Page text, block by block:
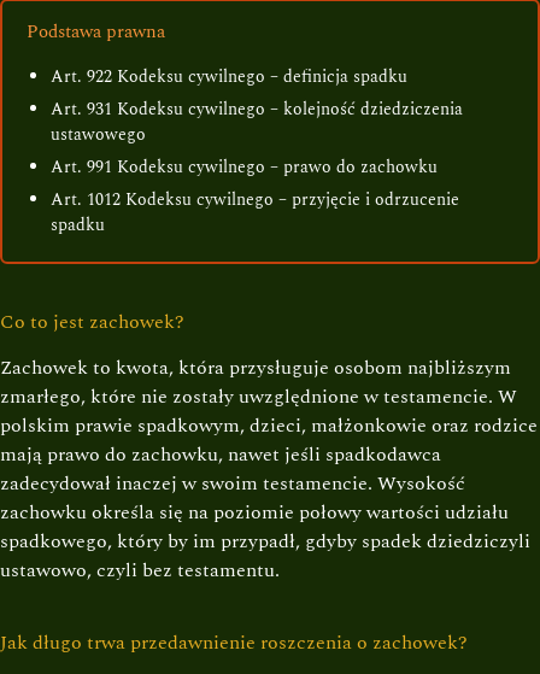
Podstawa prawna
Art. 922 Kodeksu cywilnego – definicja spadku
Art. 931 Kodeksu cywilnego – kolejność dziedziczenia
ustawowego
Art. 991 Kodeksu cywilnego – prawo do zachowku
Art. 1012 Kodeksu cywilnego – przyjęcie i odrzucenie
spadku
Co to jest zachowek?
Zachowek to kwota, która przysługuje osobom najbliższym
zmarłego, które nie zostały uwzględnione w testamencie. W
polskim prawie spadkowym, dzieci, małżonkowie oraz rodzice
mają prawo do zachowku, nawet jeśli spadkodawca
zadecydował inaczej w swoim testamencie. Wysokość
zachowku określa się na poziomie połowy wartości udziału
spadkowego, który by im przypadł, gdyby spadek dziedziczyli
ustawowo, czyli bez testamentu.
Jak długo trwa przedawnienie roszczenia o zachowek?